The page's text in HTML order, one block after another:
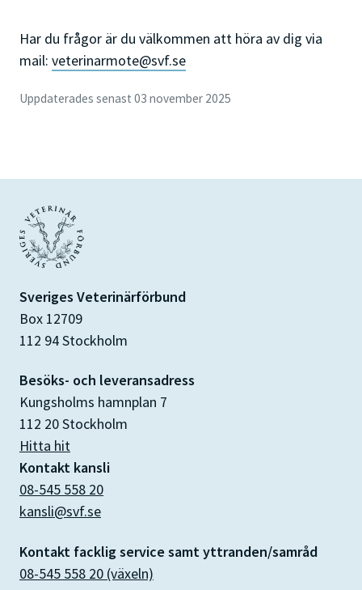
Har du frågor är du välkommen att höra av dig via
mail: veterinarmote@svf.se
Uppdaterades senast 03 november 2025
Sveriges Veterinärförbund
Box 12709
112 94 Stockholm
Besöks- och leveransadress
Kungsholms hamnplan 7
112 20 Stockholm
Hitta hit
Kontakt kansli
08-545 558 20
kansli@svf.se
Kontakt facklig service samt yttranden/samråd
08-545 558 20 (växeln)